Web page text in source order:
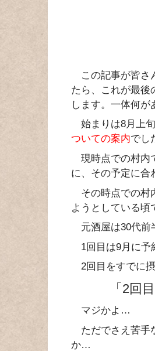
この記事が皆さ
たら、これが最後
します。一体何が
始まりは8月上
ついての案内でし
現時点での村内
に、その予定に合
その時点での村
ようとしている頃
元酒屋は30代前
1回目は9月に予
2回目をすでに摂
「2回
マジかよ…
ただでさえ苦手
か…